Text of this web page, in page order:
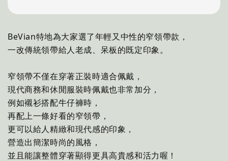
BeVian特地為大家選了年輕又中性的窄領帶款，
一改傳統領帶給人老成、呆板的既定印象。
窄領帶不僅在穿著正裝時適合佩戴，
現代商務和休閒服裝時佩戴也非常加分，
例如襯衫搭配牛仔褲時，
再配上一條好看的窄領帶，
更可以給人精緻和現代感的印象，
營造出簡潔時尚的風格，
並且能讓整體穿著顯得更具高貴感和活力喔！